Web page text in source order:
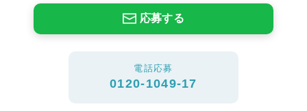
応募する
電話応募
0120-1049-17